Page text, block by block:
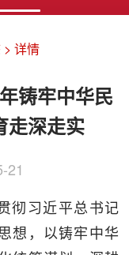
文化
> 详情
铸牢中华民
走深走实
21
彻习近平总书记
想，以铸牢中华